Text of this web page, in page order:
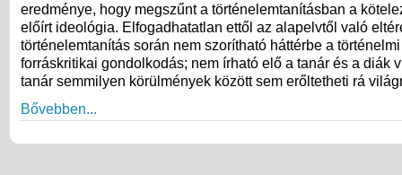
eredménye, hogy megszűnt a történelemtanításban a
előírt ideológia. Elfogadhatatlan ettől az alapelvtől való
történelemtanítás során nem szorítható háttérbe a
forráskritikai gondolkodás; nem írható elő a tanár és a diák
tanár semmilyen körülmények között sem erőltetheti rá
Bővebben...